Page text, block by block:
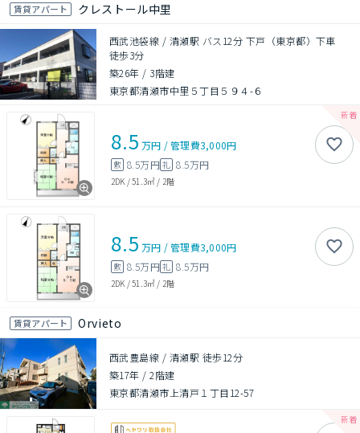
賃貸アパート クレストール中里
西武池袋線 / 清瀬駅 バス12分 下戸（東京都）下車
徒歩3分
築26年 / 3階建
東京都清瀬市中里５丁目５９４-６
8.5 万円 /管理費3,000円
敷 8.5万円礼 8.5万円
2DK /51.3㎡ / 2階
8.5 万円 /管理費3,000円
敷 8.5万円礼 8.5万円
2DK /51.3㎡ / 2階
賃貸アパート Orvieto
西武豊島線 / 清瀬駅 徒歩12分
築17年 /2階建
東京都清瀬市上清戸１丁目12-57